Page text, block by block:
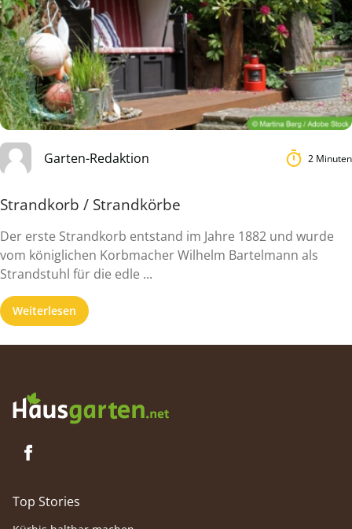
Garten-Redaktion 2 Minuten
Strandkorb / Strandkörbe
Der erste Strandkorb entstand im Jahre 1882 und wurde
vom königlichen Korbmacher Wilhelm Bartelmann als
Strandstuhl für die edle ...
Weiterlesen
Top Stories